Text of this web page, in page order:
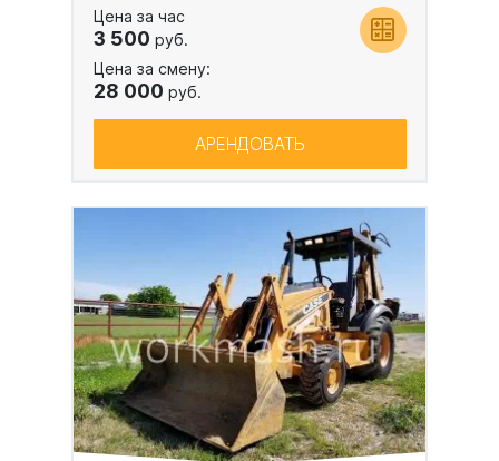
Цена за час
3 500 руб.
Цена за смену:
28 000 руб.
АРЕНДОВАТЬ